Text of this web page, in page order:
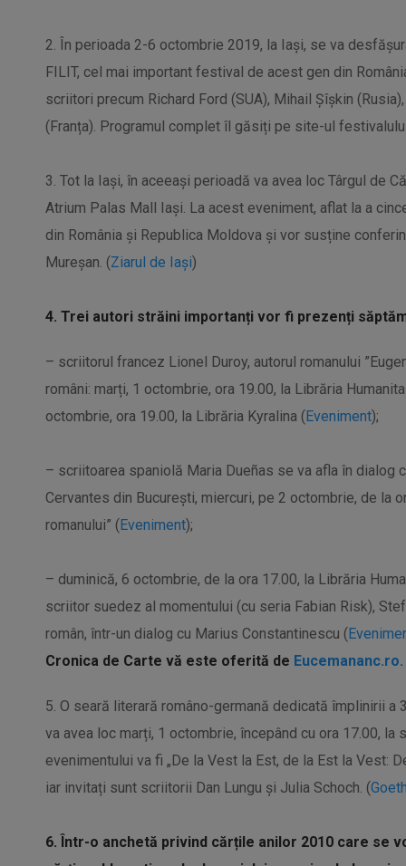
2. În perioada 2-6 octombrie 2019, la Iași, se va
FILIT, cel mai important festival de acest gen din
scriitori precum Richard Ford (SUA), Mihail Șîșkin
(Franța). Programul complet îl găsiți pe site-ul
3. Tot la Iași, în aceeași perioadă va avea loc Târgul de
Atrium Palas Mall Iași. La acest eveniment, aflat la a
din România și Republica Moldova și vor susține
Mureșan. (Ziarul de Iași)
4. Trei autori străini importanți vor fi prezenți
– scriitorul francez Lionel Duroy, autorul romanului
români: marți, 1 octombrie, ora 19.00, la Librăria
octombrie, ora 19.00, la Librăria Kyralina (Eveniment);
– scriitoarea spaniolă Maria Dueñas se va afla în dialog
Cervantes din București, miercuri, pe 2 octombrie, de la
romanului” (Eveniment);
– duminică, 6 octombrie, de la ora 17.00, la Librăria
scriitor suedez al momentului (cu seria Fabian Risk),
român, într-un dialog cu Marius Constantinescu (
Cronica de Carte vă este oferită de Eucemananc.ro.
5. O seară literară româno-germană dedicată împlinirii a
va avea loc marți, 1 octombrie, începând cu ora 17.00,
evenimentului va fi „De la Vest la Est, de la Est la Vest:
iar invitați sunt scriitorii Dan Lungu și Julia Schoch. (
6. Într-o anchetă privind cărțile anilor 2010 care se